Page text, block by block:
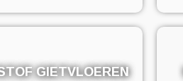
GIETVLOEREN
GIETVLOEREN